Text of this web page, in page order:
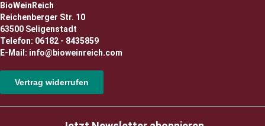
BioWeinReich
Reichenberger Str. 10
63500 Seligenstadt
Telefon: 06182 - 8435859
E-Mail: info@bioweinreich.com
Vertrag widerrufen